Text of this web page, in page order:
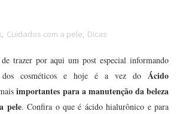
, Cuidados com a pele, Dicas
de trazer por aqui um post especial informando
dos cosméticos e hoje é a vez doÁcido
importantes para a manutenção da beleza
pele. Confira o que é ácido hialurônico e para